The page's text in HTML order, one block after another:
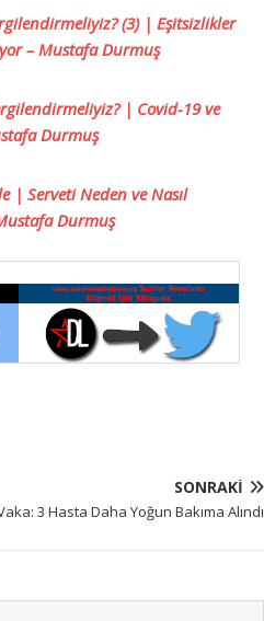
(3) | Eşitsizlikler
– Mustafa Durmuş
| Covid-19 ve
Durmuş
| Serveti Neden ve Nasıl
Durmuş
SONRAKI
3 Hasta Daha Yoğun Bakıma Alındı